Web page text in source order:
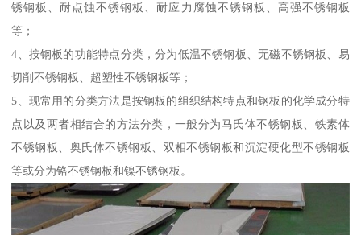
锈钢板、耐点蚀不锈钢板、耐应力腐蚀不锈钢板、高强不锈钢板
等；
4、按钢板的功能特点分类，分为低温不锈钢板、无磁不锈钢板、易
切削不锈钢板、超塑性不锈钢板等；
5、现常用的分类方法是按钢板的组织结构特点和钢板的化学成分特
点以及两者相结合的方法分类，一般分为马氏体不锈钢板、铁素体
不锈钢板、奥氏体不锈钢板、双相不锈钢板和沉淀硬化型不锈钢板
等或分为铬不锈钢板和镍不锈钢板。